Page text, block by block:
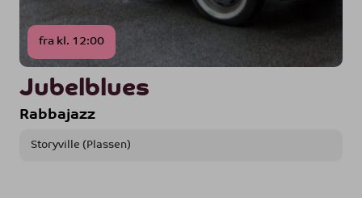
fra kl. 12:00
Jubelblues
Rabbajazz
Storyville (Plassen)